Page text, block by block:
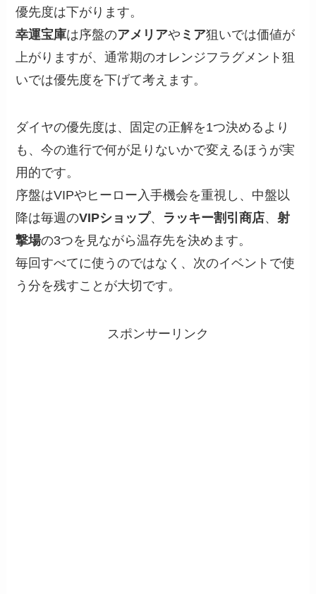
優先度は下がります。
幸運宝庫は序盤のアメリアや ミア狙いでは価値が
上がりますが、通常期のオレンジフラグメント狙
いでは優先度を下げて考えます。
ダイヤの優先度は、固定の正解を1つ決めるより
も、今の進行で何が足りないかで変えるほうが実
用的です。
序盤はVIPやヒーロー入手機会を重視し、中盤以
降は毎週のVIPショップ、 ラッキー割引商店、射
撃場の3つを見ながら温存先を決めます。
毎回すべてに使うのではなく、次のイベントで使
う分を残すことが大切です。
スポンサーリンク